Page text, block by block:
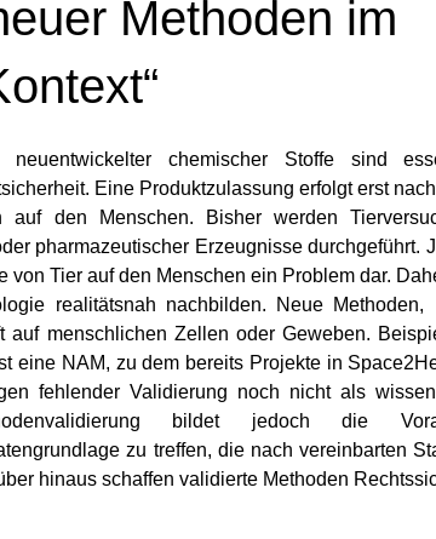
Methoden im
neuentwickelter chemischer Stoffe sind
Eine Produktzulassung erfolgt erst
auf den Menschen. Bisher werden
pharmazeutischer Erzeugnisse durchgeführt.
Tier auf den Menschen ein Problem dar.
realitätsnah nachbilden. Neue
auf menschlichen Zellen oder Geweben.
eine NAM, zu dem bereits Projekte in
fehlender Validierung noch nicht als
bildet jedoch die
zu treffen, die nach vereinbarten
hinaus schaffen validierte Methoden